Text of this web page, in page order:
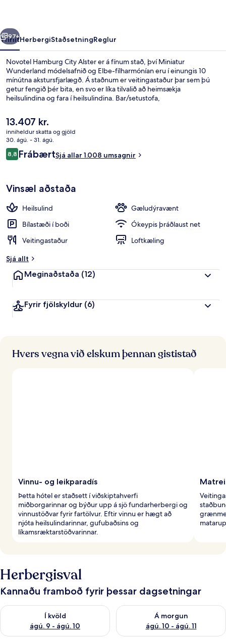
Næsta
97+
YfirlitHerbergiStaðsetningReglur
Novotel Hamburg City Alster er á fínum stað, því Miniatur
Wunderland módelsafnið og Elbe-fílharmónían eru í einungis 10
mínútna akstursfjarlægð. Á staðnum er veitingastaður þar sem þú
getur fengið þér bita, en svo er líka tilvalið að heimsækja
heilsulindina og fara í heilsulindina. Bar/setustofa,
þessu hóteli fyrir vandláta. Aðrir gestir hafa verið sérstaklega
ánægðir með hjálpsamt starfsfólk. Gististaðurinn er stutt frá
almenningssamgöngum: Lubecker Street neðanjarðarlestarstöðin er
í 4 mínútna göngufjarlægð og Lohmuhlenstraße
neðanjarðarlestarstöðin í 5 mínútna.
Núverandi
verð
er
13.407 kr.
13.407 kr.
inniheldur skatta og gjöld
30. ágú. - 31. ágú.
Umsagnir
8,88,8 af 10
FrábærtSjá allar 1.008 umsagnir
Vinsæl aðstaða
Heilsulind
Gæludýravænt
Bílastæði í boði
Ókeypis þráðlaust net
Veitingastaður
Loftkæling
Sjá allt
Meginaðstaða (12)
Fyrir fjölskyldur (6)
Hvers vegna við elskum þennan gististað
Vinnu- og leikparadís
Þetta hótel er staðsett í viðskiptahverfi
miðborgarinnar og býður upp á sjö fundarherbergi og
vinnustöðvar fyrir fartölvur. Eftir vinnu er hægt að
njóta heilsulindarinnar, gufubaðsins og
líkamsræktarstöðvarinnar.
Herbergisval
Kannaðu framboð fyrir þessar dagsetningar
Í kvöld
ágú. 9 - ágú. 10
Athuga framboð í kvöld ágú. 9 - ágú. 10
Á morgun
ágú. 10 - ágú. 11
Athuga framboð á morgun